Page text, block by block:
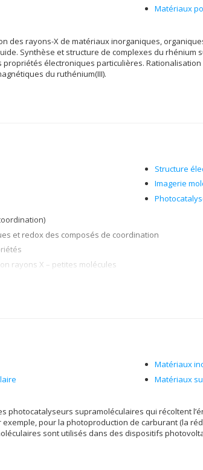
Matériaux
des rayons-X de matériaux inorganiques,
Synthèse et structure de complexes du
propriétés électroniques particulières.
du ruthénium(III).
Structure
Imagerie
et redox des composés de coordination
rayons X – petites molécules
moléculaires pour la réduction du CO2 et la
Matériaux
Matériaux
photocatalyseurs supramoléculaires qui récoltent
pour la photoproduction de carburant (la
sont utilisés dans des dispositifs